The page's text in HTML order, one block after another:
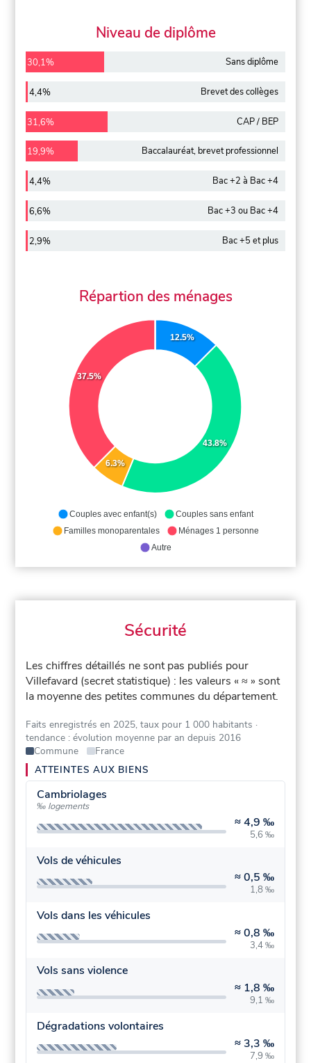
Niveau de diplôme
30,1% Sans diplôme
4,4% Brevet des collèges
31,6% CAP / BEP
19,9% Baccalauréat, brevet professionnel
4,4% Bac +2 à Bac +4
6,6% Bac +3 ou Bac +4
2,9% Bac +5 et plus
Répartion des ménages
12.5%
43.8%
6.3%
37.5%
Couples avec enfant(s)
Couples sans enfant
Familles monoparentales
Ménages 1 personne
Autre
Sécurité
Les chiffres détaillés ne sont pas publiés pour
Villefavard (secret statistique) : les valeurs « ≈ » sont
la moyenne des petites communes du département.
Faits enregistrés en 2025, taux pour 1 000 habitants ·
tendance : évolution moyenne par an depuis 2016
Commune
France
ATTEINTES AUX BIENS
Cambriolages
‰ logements
≈4,9 ‰
5,6 ‰
Vols de véhicules
≈0,5 ‰
1,8 ‰
Vols dans les véhicules
≈0,8 ‰
3,4 ‰
Vols sans violence
≈ 1,8 ‰
9,1 ‰
Dégradations volontaires
≈ 3,3 ‰
7,9 ‰